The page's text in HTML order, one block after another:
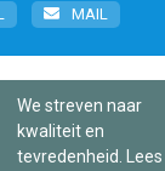
MAIL
We streven naar
kwaliteit en
tevredenheid. Lees